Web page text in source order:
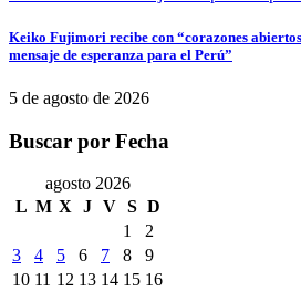
Keiko Fujimori recibe con “corazones
mensaje de esperanza para el Perú”
5 de agosto de 2026
Buscar por Fecha
agosto 2026
L M X J V S D
1
2
3
4 5 6 7 8
9
10 11 12 13 14 15 16